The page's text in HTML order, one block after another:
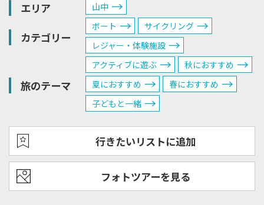
エリア 山中
カテゴリー
ボート
サイクリング
レジャー・体験施設
旅のテーマ
アクティブに遊ぶ
秋におすすめ
夏におすすめ
春におすすめ
子どもと一緒
行きたいリストに追加
フォトツアーを見る